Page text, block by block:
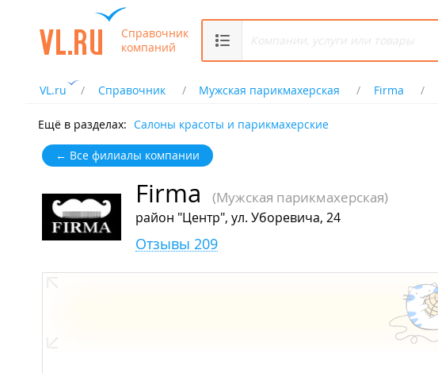
Справочник
компаний
VL.ru Справочник Мужская парикмахерская Firma
Ещё в разделах: Салоны красоты и парикмахерские
← Все филиалы компании
Firma (Мужская парикмахерская)
район "Центр", ул. Уборевича, 24
Отзывы 209